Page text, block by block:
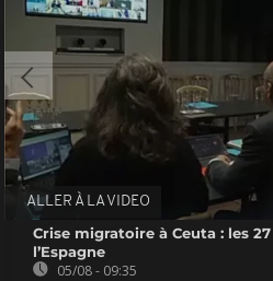
ALLER À LA VIDEO
Crise migratoire à Ceuta : les
l’Espagne
05/08 - 09:35